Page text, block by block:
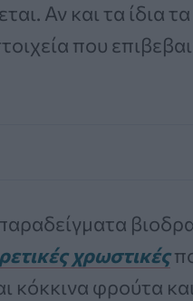
Αν και τα ίδια
που
χρωστικές
κόκκινα φρούτα